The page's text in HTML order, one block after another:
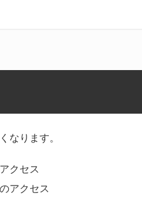
なります。
クセス
アクセス